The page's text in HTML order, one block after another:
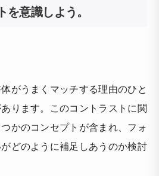
を意識しよう。
がうまくマッチする理由のひと
ります。このコントラストに関
かのコンセプトが含まれ、フォ
どのように補足しあうのか検討